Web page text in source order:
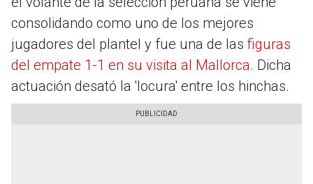
consolidando como uno de los mejores
jugadores del plantel y fue una de las figuras
del empate 1-1 en su visita al Mallorca. Dicha
actuación desató la 'locura' entre los hinchas.